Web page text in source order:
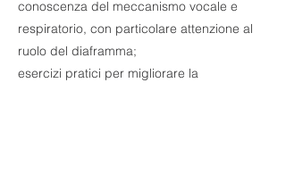
conoscenza del meccanismo vocale e
respiratorio, con particolare attenzione al
ruolo del diaframma;
esercizi pratici per migliorare la